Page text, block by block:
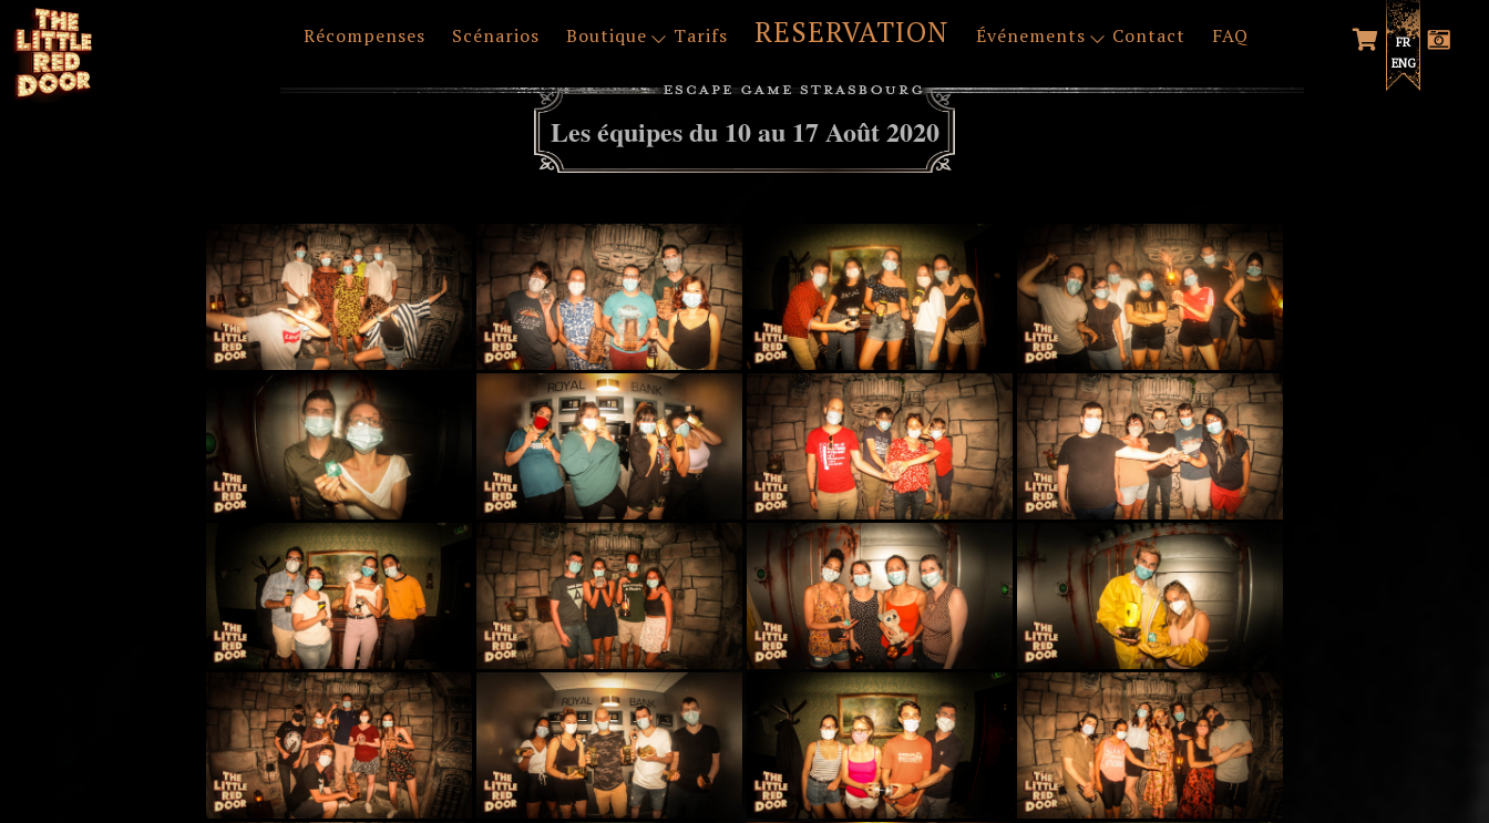
Récompenses Scénarios Boutique Tarifs RESERVATION Événements Contact FAQ
FR
ENG
Les équipes du 10 au 17 Août 2020